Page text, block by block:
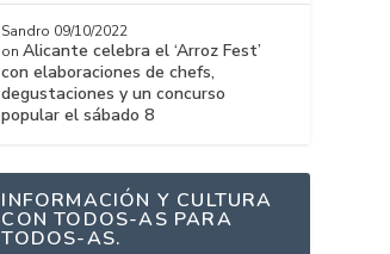
Sandro 09/10/2022
onAlicante celebra el ‘Arroz Fest’
con elaboraciones de chefs,
degustaciones y un concurso
popular el sábado 8
INFORMACIÓN Y CULTURA
CON TODOS-AS PARA
TODOS-AS.